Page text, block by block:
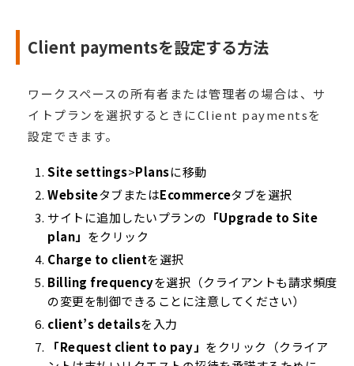
Client paymentsを設定する方法
ワークスペースの所有者または管理者の場合は、サ
イトプランを選択するときにClient paymentsを
設定できます。
Site settings>Plansに移動
WebsiteタブまたはEcommerceタブを選択
サイトに追加したいプランの 「Upgrade to Site
plan」 をクリック
Charge to clientを選択
Billing frequencyを選択（クライアントも請求頻度
の変更を制御できることに注意してください）
client’s detailsを入力
「Request client to pay」 をクリック（クライア